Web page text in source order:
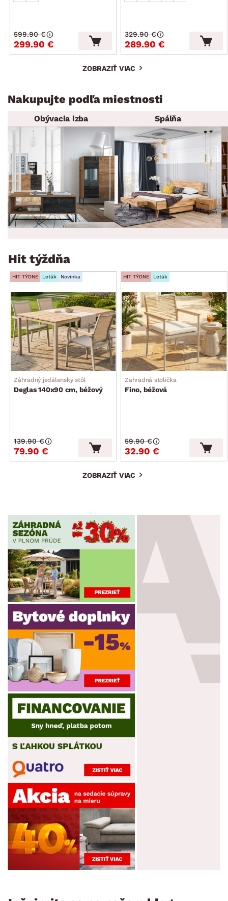
299.90 €
599.90 €
289.90 €
329.90 €
ZOBRAZIŤ VIAC
Nakupujte podľa miestnosti
Obývacia izba Spálňa
Hit týždňa
HIT TÝDNE Leták Novinka
Záhradný jedálenský stôl
Deglas 140x90 cm, béžový
79.90 €
139.90 €
HIT TÝDNE Leták
Zahradná stolička
Fino, béžová
32.90 €
59.90 €
ZOBRAZIŤ VIAC